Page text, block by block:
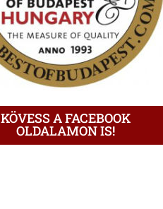
KÖVESS A FACEBOOK
OLDALAMON IS!